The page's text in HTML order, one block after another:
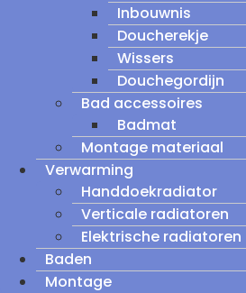
Inbouwnis
Doucherekje
Wissers
Douchegordijn
Bad accessoires
Badmat
Montage materiaal
Verwarming
Handdoekradiator
Verticale radiatoren
Elektrische radiatoren
Baden
Montage